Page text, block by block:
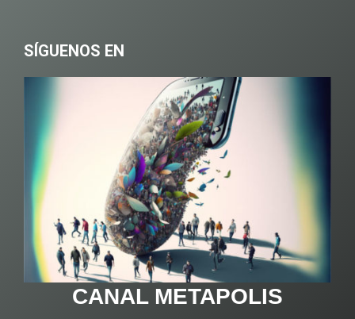
SÍGUENOS EN
CANAL METAPOLIS